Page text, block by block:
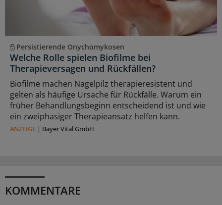
Persistierende Onychomykosen
Welche Rolle spielen Biofilme bei
Therapieversagen und Rückfällen?
Biofilme machen Nagelpilz therapieresistent und
gelten als häufige Ursache für Rückfälle. Warum ein
früher Behandlungsbeginn entscheidend ist und wie
ein zweiphasiger Therapieansatz helfen kann.
ANZEIGE | Bayer Vital GmbH
KOMMENTARE